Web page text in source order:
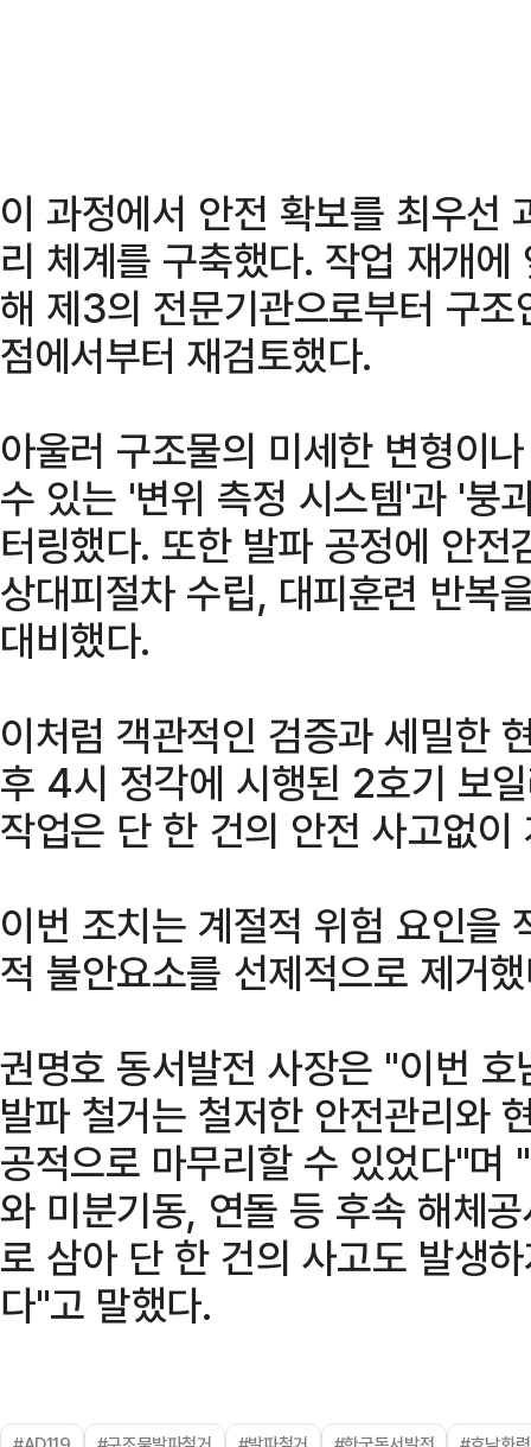
이 과정에서 안전 확보를 최우선
리 체계를 구축했다. 작업 재개
해 제3의 전문기관으로부터 구
점에서부터 재검토했다.
아울러 구조물의 미세한 변형이
수 있는 '변위 측정 시스템'과 '붕
터링했다. 또한 발파 공정에 안
상대피절차 수립, 대피훈련 반복
대비했다.
이처럼 객관적인 검증과 세밀한
후 4시 정각에 시행된 2호기 보
작업은 단 한 건의 안전 사고없이
이번 조치는 계절적 위험 요인을
적 불안요소를 선제적으로 제거
권명호 동서발전 사장은 "이번
발파 철거는 철저한 안전관리와
공적으로 마무리할 수 있었다"며
와 미분기동, 연돌 등 후속 해체
로 삼아 단 한 건의 사고도 발생
다"고 말했다.